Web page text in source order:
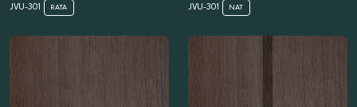
JVU-301 RATA JVU-301 NAT